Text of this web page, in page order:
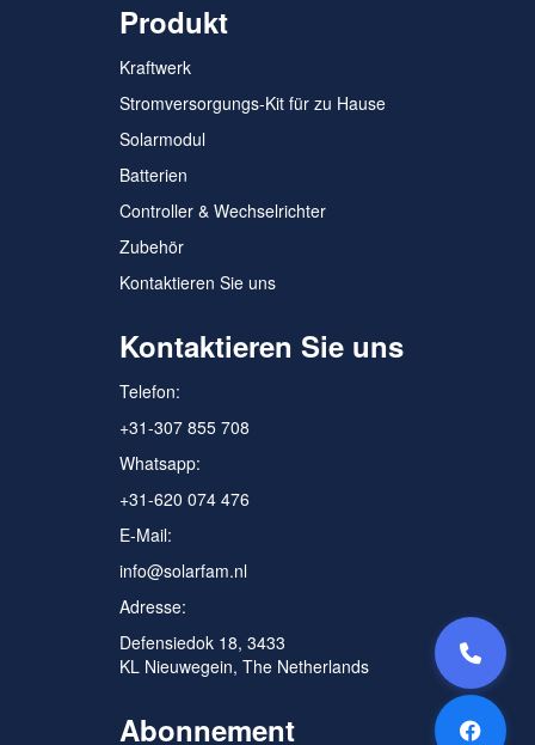
Produkt
Kraftwerk
Stromversorgungs-Kit für zu Hause
Solarmodul
Batterien
Controller & Wechselrichter
Zubehör
Kontaktieren Sie uns
Kontaktieren Sie uns
Telefon:
+31-307 855 708
Whatsapp:
+31-620 074 476
E-Mail:
info@solarfam.nl
Adresse:
Defensiedok 18, 3433
KL Nieuwegein, The Netherlands
Abonnement